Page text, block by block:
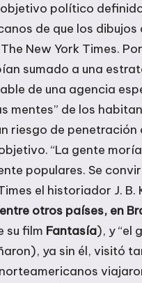
político
de que los
New York Times.
sumado a una
de una agencia
mentes” de los
riesgo de
“La gente
populares. Se
el historiador J.
otros países, en
su film Fantasía), y “el
ya sin él, visitó